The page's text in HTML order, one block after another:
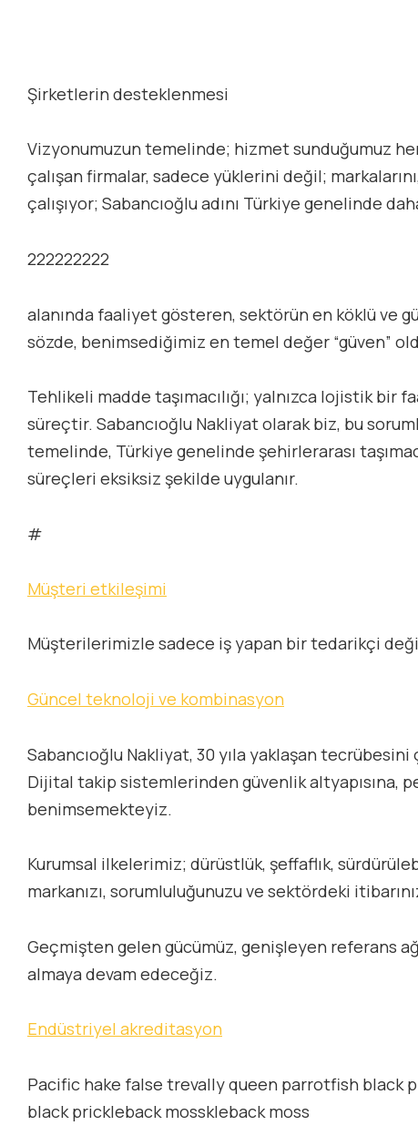
Şirketlerin desteklenmesi
Vizyonumuzun temelinde; hizmet sunduğumuz
çalışan firmalar, sadece yüklerini değil;
çalışıyor; Sabancıoğlu adını Türkiye genelinde
222222222
alanında faaliyet gösteren, sektörün en köklü ve
sözde, benimsediğimiz en temel değer “güven”
Tehlikeli madde taşımacılığı; yalnızca lojistik
süreçtir. Sabancıoğlu Nakliyat olarak biz, bu
temelinde, Türkiye genelinde şehirlerarası
süreçleri eksiksiz şekilde uygulanır.
#
Müşteri etkileşimi
Müşterilerimizle sadece iş yapan bir tedarikçi
Güncel teknoloji ve kombinasyon
Sabancıoğlu Nakliyat, 30 yıla yaklaşan
Dijital takip sistemlerinden güvenlik altyapısına,
benimsemekteyiz.
Kurumsal ilkelerimiz; dürüstlük, şeffaflık,
markanızı, sorumluluğunuzu ve sektördeki
Geçmişten gelen gücümüz, genişleyen referans
almaya devam edeceğiz.
Endüstriyel akreditasyon
Pacific hake false trevally queen parrotfish black
black prickleback mosskleback moss